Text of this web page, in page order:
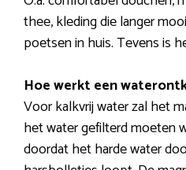
thee, kleding die langer
poetsen in huis. Tevens is
Hoe werkt een
Voor kalkvrij water zal het
het water gefilterd moeten
doordat het harde water